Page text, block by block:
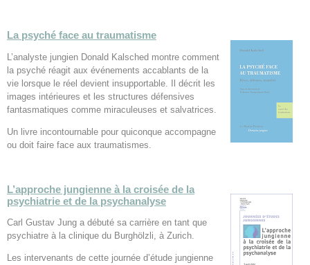
La psyché face au traumatisme
L’analyste jungien Donald Kalsched montre comment
la psyché réagit aux événements accablants de la
vie lorsque le réel devient insupportable. Il décrit les
images intérieures et les structures défensives
fantasmatiques comme miraculeuses et salvatrices.
Un livre incontournable pour quiconque accompagne
ou doit faire face aux traumatismes.
L’approche jungienne à la croisée de la
psychiatrie et de la psychanalyse
Carl Gustav Jung a débuté sa carrière en tant que
psychiatre à la clinique du Burghölzli, à Zurich.
Les intervenants de cette journée d’étude jungienne